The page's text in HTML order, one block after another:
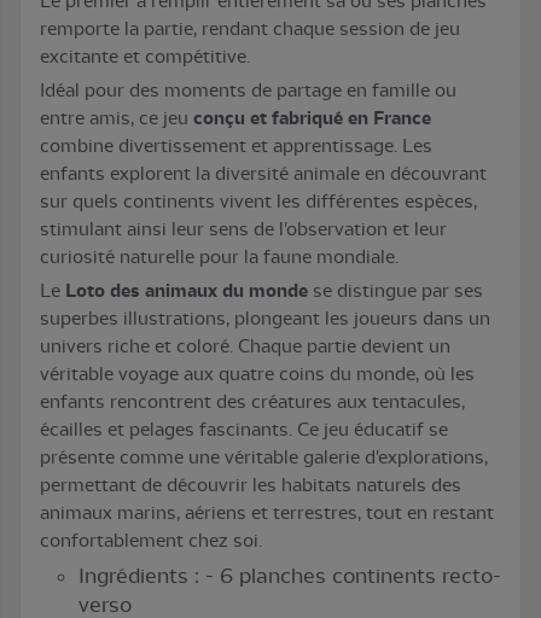
remporte la partie, rendant chaque session de jeu
excitante et compétitive.
Idéal pour des moments de partage en famille ou
entre amis, ce jeu conçu et fabriqué en France
combine divertissement et apprentissage. Les
enfants explorent la diversité animale en découvrant
sur quels continents vivent les différentes espèces,
stimulant ainsi leur sens de l'observation et leur
curiosité naturelle pour la faune mondiale.
Le Loto des animaux du monde se distingue par ses
superbes illustrations, plongeant les joueurs dans un
univers riche et coloré. Chaque partie devient un
véritable voyage aux quatre coins du monde, où les
enfants rencontrent des créatures aux tentacules,
écailles et pelages fascinants. Ce jeu éducatif se
présente comme une véritable galerie d'explorations,
permettant de découvrir les habitats naturels des
animaux marins, aériens et terrestres, tout en restant
confortablement chez soi.
Ingrédients : - 6 planches continents recto-
verso